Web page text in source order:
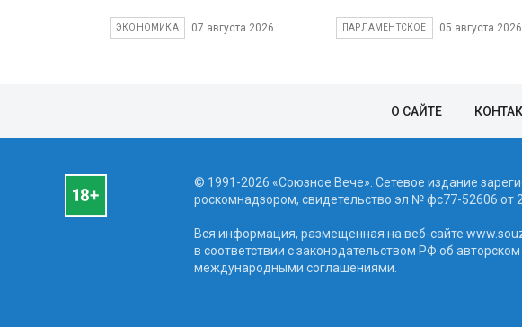
ЭКОНОМИКА 07 августа 2026 ПАРЛАМЕНТСКОЕ 05 августа 2026
О САЙТЕ
© 1991-2026 «Союзное Вече». Сетевое издание
роскомнадзором, свидетельство эл № фc77-52606 от
Вся информация, размещенная на веб-сайте
в соответствии с законодательством РФ об
международными соглашениями.